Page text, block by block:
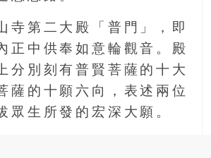
寺第二大殿「普門」，即
正中供奉如意輪觀音。殿
分別刻有普賢菩薩的十大
薩的十願六向，表述兩位
眾生所發的宏深大願。